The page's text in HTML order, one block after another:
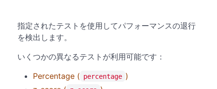
指定されたテストを使用してパフォーマンスの退行
を検出します。
いくつかの異なるテストが利用可能です：
Percentage ( percentage )